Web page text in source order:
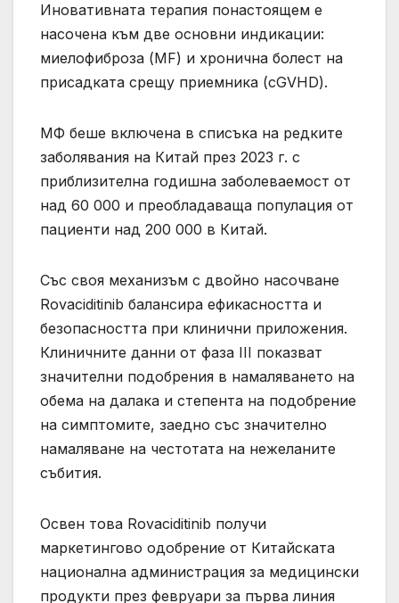
Иновативната терапия понастоящем е
насочена към две основни индикации:
миелофиброза (MF) и хронична болест на
присадката срещу приемника (cGVHD).
МФ беше включена в списъка на редките
заболявания на Китай през 2023 г. с
приблизителна годишна заболеваемост от
над 60 000 и преобладаваща популация от
пациенти над 200 000 в Китай.
Със своя механизъм с двойно насочване
Rovaciditinib балансира ефикасността и
безопасността при клинични приложения.
Клиничните данни от фаза III показват
значителни подобрения в намаляването на
обема на далака и степента на подобрение
на симптомите, заедно със значително
намаляване на честотата на нежеланите
събития.
Освен това Rovaciditinib получи
маркетингово одобрение от Китайската
национална администрация за медицински
продукти през февруари за първа линия